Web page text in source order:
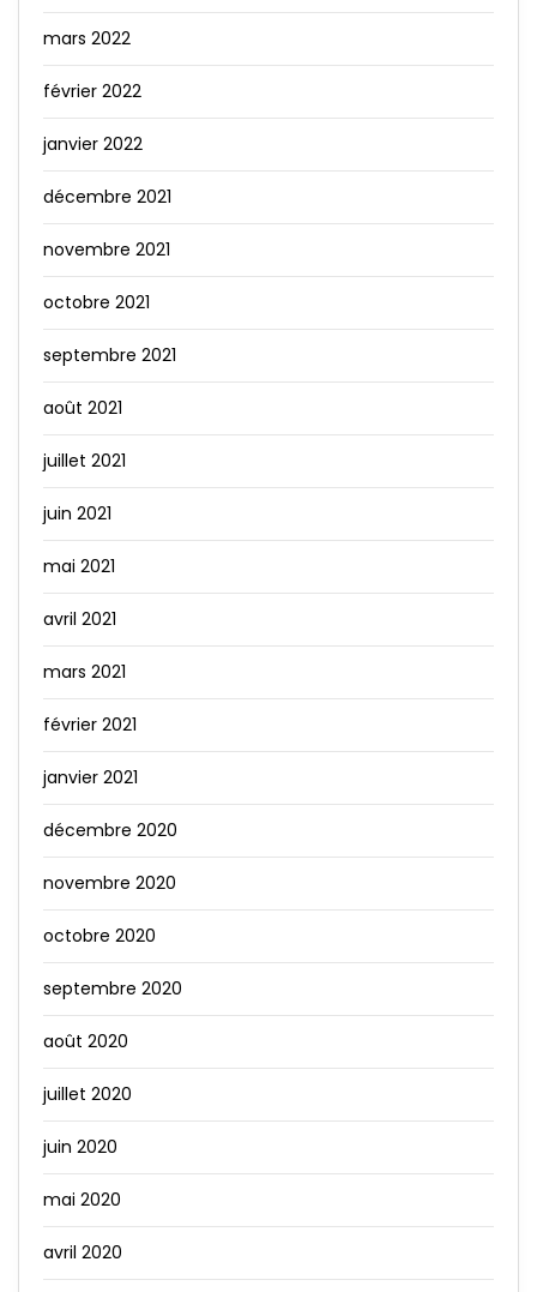
mars 2022
février 2022
janvier 2022
décembre 2021
novembre 2021
octobre 2021
septembre 2021
août 2021
juillet 2021
juin 2021
mai 2021
avril 2021
mars 2021
février 2021
janvier 2021
décembre 2020
novembre 2020
octobre 2020
septembre 2020
août 2020
juillet 2020
juin 2020
mai 2020
avril 2020